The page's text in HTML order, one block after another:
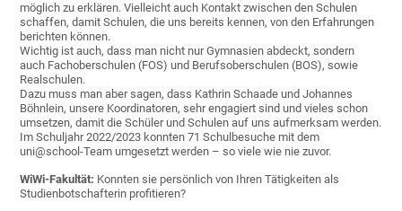
möglich zu erklären. Vielleicht auch Kontakt zwischen den Schulen
schaffen, damit Schulen, die uns bereits kennen, von den Erfahrungen
berichten können.
Wichtig ist auch, dass man nicht nur Gymnasien abdeckt, sondern
auch Fachoberschulen (FOS) und Berufsoberschulen (BOS), sowie
Realschulen.
Dazu muss man aber sagen, dass Kathrin Schaade und Johannes
Böhnlein, unsere Koordinatoren, sehr engagiert sind und vieles schon
umsetzen, damit die Schüler und Schulen auf uns aufmerksam werden.
Im Schuljahr 2022/2023 konnten 71 Schulbesuche mit dem
uni@school-Team umgesetzt werden – so viele wie nie zuvor.
WiWi-Fakultät: Konnten sie persönlich von Ihren Tätigkeiten als
Studienbotschafterin profitieren?